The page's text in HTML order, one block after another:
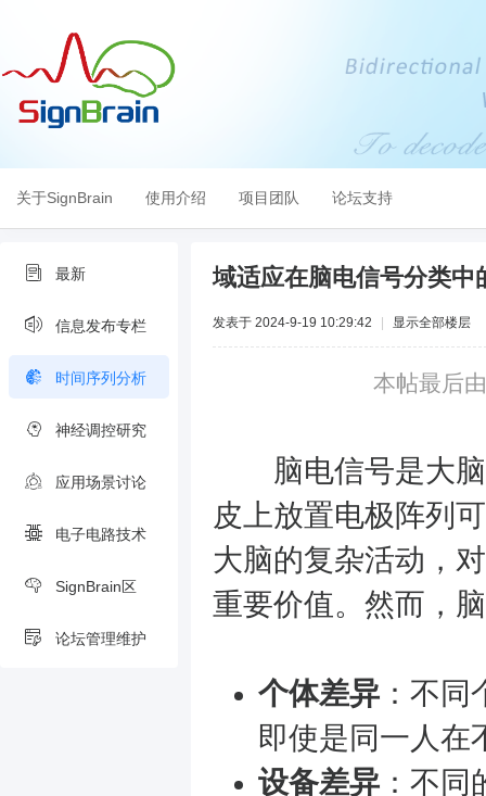
关于SignBrain 使用介绍 项目团队 论坛支持
最新
信息发布专栏
时间序列分析
神经调控研究
应用场景讨论
电子电路技术
SignBrain区
论坛管理维护
域适应在脑电信号分类中
发表于 2024-9-19 10:29:42 显示全部楼层
本帖最后
脑电信号是大脑
皮上放置电极阵列
大脑的复杂活动，
重要价值。然而，
个体差异 ：不
即使是同一人在
设备差异 ：不